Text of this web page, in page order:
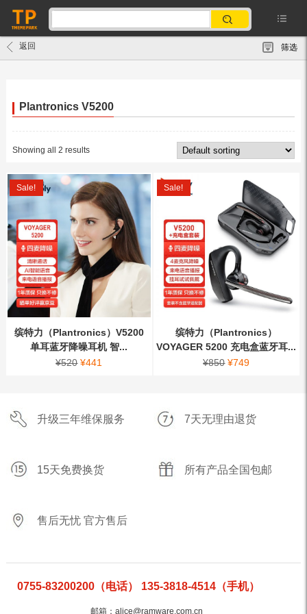
返回 筛选
Plantronics V5200
Showing all 2 results
Sale!
缤特力（Plantronics）V5200
单耳蓝牙降噪耳机 智...
¥520 ¥441
Sale!
缤特力（Plantronics）
VOYAGER 5200 充电盒蓝牙耳...
¥850 ¥749
升级三年维保服务 7天无理由退货
15天免费换货 所有产品全国包邮
售后无忧 官方售后
0755-83200200（电话） 135-3818-4514（手机）
邮箱：alice@ramware.com.cn